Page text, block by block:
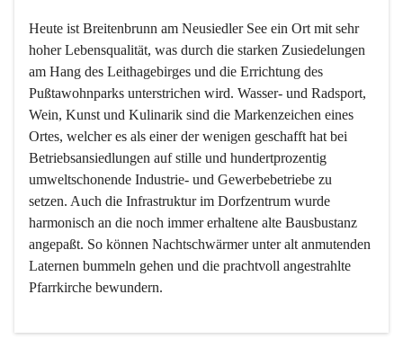
Heute ist Breitenbrunn am Neusiedler See ein Ort mit sehr
hoher Lebensqualität, was durch die starken Zusiedelungen
am Hang des Leithagebirges und die Errichtung des
Pußtawohnparks unterstrichen wird. Wasser- und Radsport,
Wein, Kunst und Kulinarik sind die Markenzeichen eines
Ortes, welcher es als einer der wenigen geschafft hat bei
Betriebsansiedlungen auf stille und hundertprozentig
umweltschonende Industrie- und Gewerbebetriebe zu
setzen. Auch die Infrastruktur im Dorfzentrum wurde
harmonisch an die noch immer erhaltene alte Bausbustanz
angepaßt. So können Nachtschwärmer unter alt anmutenden
Laternen bummeln gehen und die prachtvoll angestrahlte
Pfarrkirche bewundern.
Der Weinbau dominert heute nicht mehr, ist aber integrativer